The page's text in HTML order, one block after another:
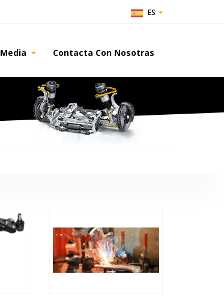
ES
Media Contacta Con Nosotras